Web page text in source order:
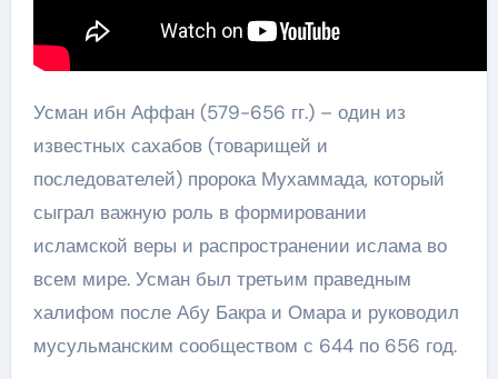
Усман ибн Аффан (579-656 гг.) – один из
известных сахабов (товарищей и
последователей) пророка Мухаммада, который
сыграл важную роль в формировании
исламской веры и распространении ислама во
всем мире. Усман был третьим праведным
халифом после Абу Бакра и Омара и руководил
мусульманским сообществом с 644 по 656 год.